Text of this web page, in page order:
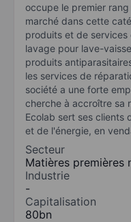
occupe le premier
marché dans cette
produits et de
lavage pour lave-
produits
les services de
société a une forte
cherche à accroître sa
Ecolab sert ses clients
et de l'énergie, en
Secteur
Matières premières
Industrie
-
Capitalisation
80bn